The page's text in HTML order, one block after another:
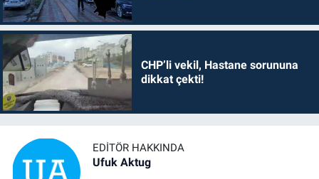
CHP’li vekil, Hastane sorununa
dikkat çekti!
EDITÖR HAKKINDA
Ufuk Aktug